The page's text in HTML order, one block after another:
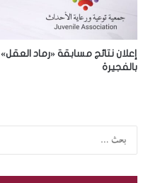
إعلان نتائج مسابقة «رماد العقل»
بالفجيرة